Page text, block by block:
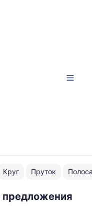
Круг Пруток
предложения